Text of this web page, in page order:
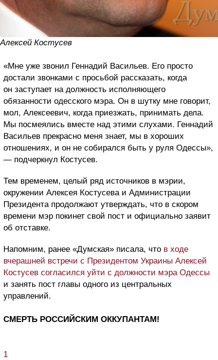
Алексей Костусев
«Мне уже звонил Геннадий Васильев. Его просто
достали звонками с просьбой рассказать, когда
он заступает на должность исполняющего
обязанности одесского мэра. Он в шутку мне говорит,
мол, Алексеевич, когда приезжать, принимать дела.
Мы посмеялись вместе над этими слухами. Геннадий
Васильев прекрасно меня знает, мы в хороших
отношениях, и он не собирался быть у руля Одессы»,
— подчеркнул Костусев.
Тем временем, целый ряд источников в мэрии,
окружении Алексея Костусева и Администрации
Президента продолжают утверждать, что в скором
времени мэр покинет свой пост и официально заявит
об отставке.
Напомним, ранее «Думская» писала, что в ходе
вчерашней встречи с Президентом Украины Алексей
Костусев согласился уйти с должности мэра Одессы
и занять пост главы одного из центральных
управлений.
СМЕРТЬ РОССИЙСКИМ ОККУПАНТАМ!
1